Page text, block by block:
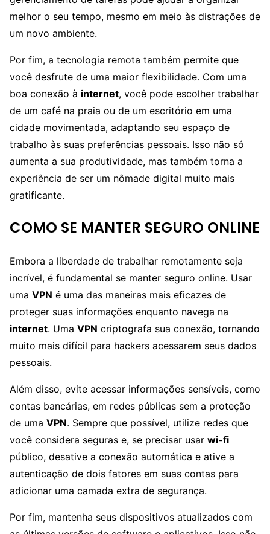
melhor o seu tempo, mesmo em meio às distrações de
um novo ambiente.
Por fim, a tecnologia remota também permite que
você desfrute de uma maior flexibilidade. Com uma
boa conexão à internet, você pode escolher trabalhar
de um café na praia ou de um escritório em uma
cidade movimentada, adaptando seu espaço de
trabalho às suas preferências pessoais. Isso não só
aumenta a sua produtividade, mas também torna a
experiência de ser um nômade digital muito mais
gratificante.
COMO SE MANTER SEGURO ONLINE
Embora a liberdade de trabalhar remotamente seja
incrível, é fundamental se manter seguro online. Usar
uma VPN é uma das maneiras mais eficazes de
proteger suas informações enquanto navega na
internet. Uma VPN criptografa sua conexão, tornando
muito mais difícil para hackers acessarem seus dados
pessoais.
Além disso, evite acessar informações sensíveis, como
contas bancárias, em redes públicas sem a proteção
de uma VPN. Sempre que possível, utilize redes que
você considera seguras e, se precisar usar wi-fi
público, desative a conexão automática e ative a
autenticação de dois fatores em suas contas para
adicionar uma camada extra de segurança.
Por fim, mantenha seus dispositivos atualizados com